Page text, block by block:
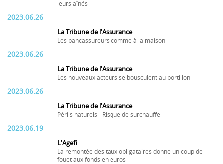
leurs aînés
2023.06.26
La Tribune de l'Assurance
Les bancassureurs comme à la maison
2023.06.26
La Tribune de l'Assurance
Les nouveaux acteurs se bousculent au portillon
2023.06.26
La Tribune de l'Assurance
Périls naturels - Risque de surchauffe
2023.06.19
L'Agefi
La remontée des taux obligataires donne un coup de
fouet aux fonds en euros